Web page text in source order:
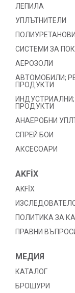
ЛЕПИЛА
УПЛЪТНИТЕЛИ
СИСТЕМИ ЗА
АЕРОЗОЛИ
АВТОМОБИЛИ;
ПРОДУКТИ
ПРОДУКТИ
АНАЕРОБНИ
СПРЕЙ БОИ
АКСЕСОАРИ
AKFİX
AKFİX
ПОЛИТИКА ЗА
ПРАВНИ
МЕДИЯ
КАТАЛОГ
БРОШУРИ